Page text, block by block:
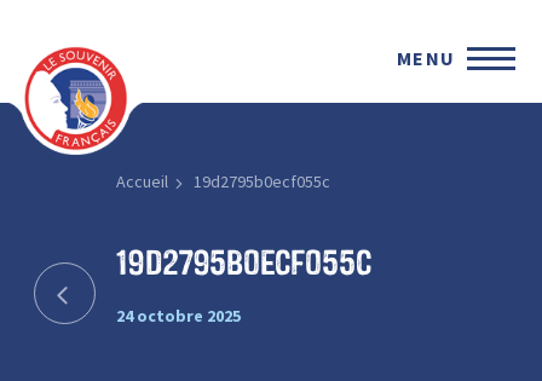
MENU
Accueil 19d2795b0ecf055c
19d2795b0ecf055c
24 octobre 2025